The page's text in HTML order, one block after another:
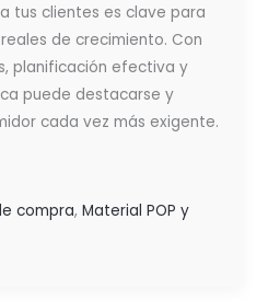
tus clientes es clave para
de crecimiento. Con
planificación efectiva y
puede destacarse y
cada vez más exigente.
compra, Material POP y